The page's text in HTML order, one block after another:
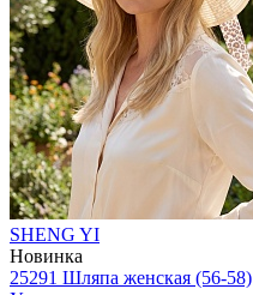
SHENG YI
Новинка
25291 Шляпа женская (56-58)